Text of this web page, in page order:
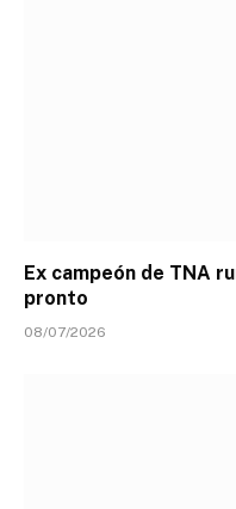
Ex campeón de TNA
pronto
08/07/2026